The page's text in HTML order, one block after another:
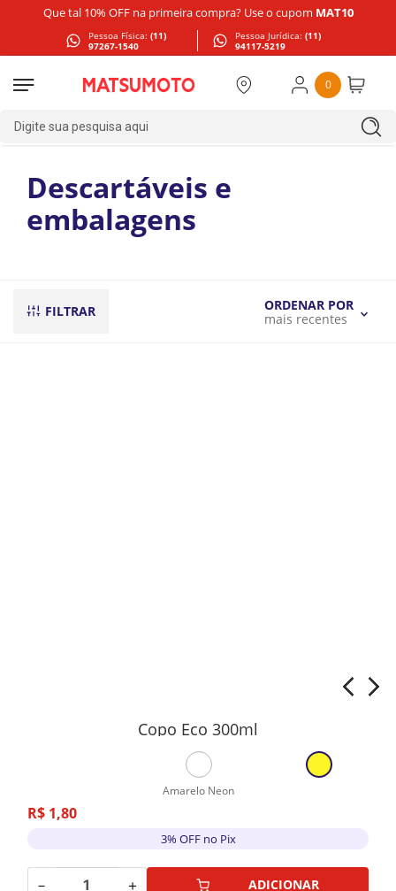
Que tal 10% OFF na primeira compra? Use o cupom MAT10
Pessoa Física: (11)
97267-1540
Pessoa Jurídica: (11)
94117-5219
0
Digite sua pesquisa aqui
Descartáveis e
embalagens
FILTRAR
ORDENAR POR
mais recentes
Copo Eco 300ml
Amarelo Neon
R$ 1,80
3% OFF no Pix
－ ＋ ADICIONAR